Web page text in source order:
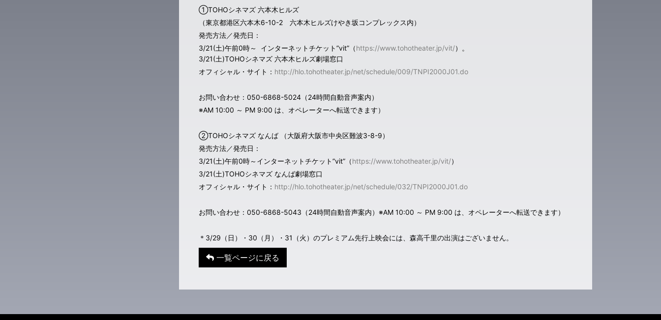
①TOHOシネマズ 六本木ヒルズ
（東京都港区六本木6-10-2 六本木ヒルズけやき坂コンプレックス内）
発売方法／発売日：
3/21(土)午前0時～ インターネットチケット”vit”（https://www.tohotheater.jp/vit/）。
3/21(土)TOHOシネマズ 六本木ヒルズ劇場窓口
オフィシャル・サイト： http://hlo.tohotheater.jp/net/schedule/009/TNPI2000J01.do
お問い合わせ：050-6868-5024（24時間自動音声案内）
※AM 10:00 ～ PM 9:00 は、オペレーターへ転送できます）
②TOHOシネマズ なんば （大阪府大阪市中央区難波3-8-9）
発売方法／発売日：
3/21(土)午前0時～インターネットチケット”vit”（https://www.tohotheater.jp/vit/）
3/21(土)TOHOシネマズ なんば劇場窓口
オフィシャル・サイト： http://hlo.tohotheater.jp/net/schedule/032/TNPI2000J01.do
お問い合わせ：050-6868-5043（24時間自動音声案内）※AM 10:00 ～ PM 9:00 は、オペレーターへ転送できます）
＊3/29（日）・30（月）・31（火）のプレミアム先行上映会には、森高千里の出演はございません。
一覧ページに戻る